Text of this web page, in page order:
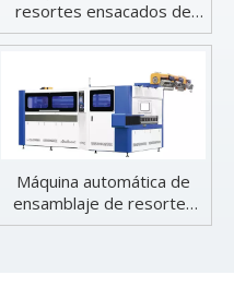
resortes ensacados de
alta compresión.
Máquina automática de
ensamblaje de resortes
ensacados